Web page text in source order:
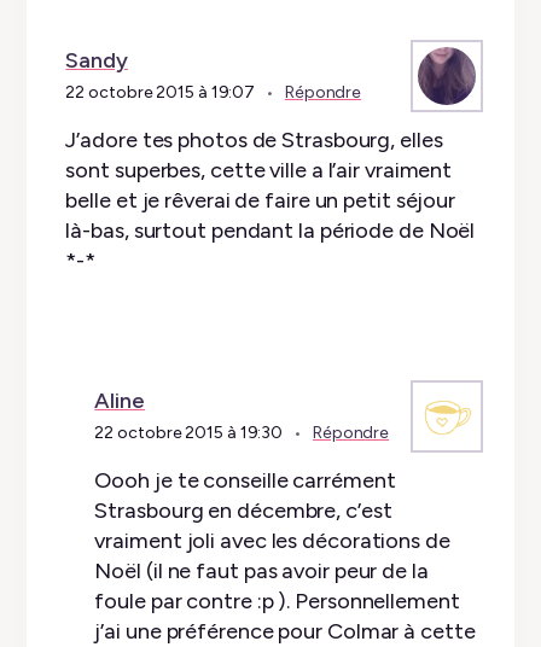
Sandy
22 octobre 2015 à 19:07 Répondre
J’adore tes photos de Strasbourg, elles
sont superbes, cette ville a l’air vraiment
belle et je rêverai de faire un petit séjour
là-bas, surtout pendant la période de Noël
*-*
Aline
22 octobre 2015 à 19:30 Répondre
Oooh je te conseille carrément
Strasbourg en décembre, c’est
vraiment joli avec les décorations de
Noël (il ne faut pas avoir peur de la
foule par contre :p ). Personnellement
j’ai une préférence pour Colmar à cette